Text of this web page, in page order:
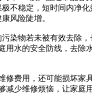
不稳定，短时间内净
风险陡增。
染物若未被有效去除
水的安全防线，去除
费用，还可能损坏家
少维修烦恼，让家庭